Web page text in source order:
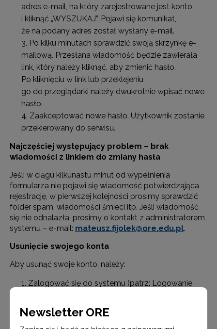
adres e-mail, na który zarejestrowane jest konto,
i kliknąć „WYSZUKAJ”. Pojawi się komunikat,
że na podany adres został wysłany e-mail.
Po kilku minutach sprawdzić swoją skrzynkę e-
mailową. Przesłana wiadomość będzie zawierała
link, który należy kliknąć, aby zmienić hasło.
Po kliknięciu w link lub przeklejeniu
go do przeglądarki należy dwukrotnie wpisać nowe
hasło.
Zaakceptować nowe hasło. Użytkownik zostanie
przekierowany do serwisu.
Najczęściej występujący problem – brak
wiadomości z linkiem do zmiany hasła
Jeśli w ciągu kilkunastu minut od wypełnienia
formularza nie pojawi się wiadomość potwierdzająca
rejestrację, w pierwszej kolejności prosimy sprawdzić
folder spam, wiadomości śmieci itp. Jeśli wiadomość
się nie odnalazła, prosimy o kontakt z administratorem
systemu – e-mail: mateusz.fijolek@ore.edu.pl.
Usunięcie swojego konta
Aby usunąć swoje konto, należy:
Zalogować się do systemu (patrz: Logowanie
Przejść do profilu użytkownika (w prawym
górnym rogu należy kliknąć swoje imię i nazwisko,
Newsletter ORE